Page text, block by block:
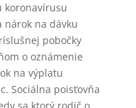
koronavírusu
na dávku
pobočky
o oznámenie
na výplatu
Sociálna poisťovňa